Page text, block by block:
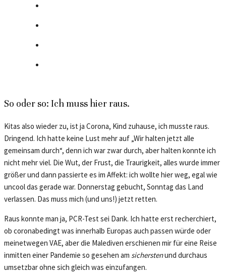
So oder so: Ich muss hier raus.
Kitas also wieder zu, ist ja Corona, Kind zuhause, ich musste raus.
Dringend. Ich hatte keine Lust mehr auf „Wir halten jetzt alle
gemeinsam durch“, denn ich war zwar durch, aber halten konnte ich
nicht mehr viel. Die Wut, der Frust, die Traurigkeit, alles wurde immer
größer und dann passierte es im Affekt: ich wollte hier weg, egal wie
uncool das gerade war. Donnerstag gebucht, Sonntag das Land
verlassen. Das muss mich (und uns!) jetzt retten.
Raus konnte man ja, PCR-Test sei Dank. Ich hatte erst recherchiert,
ob coronabedingt was innerhalb Europas auch passen würde oder
meinetwegen VAE, aber die Malediven erschienen mir für eine Reise
inmitten einer Pandemie so gesehen am sicherstenund durchaus
umsetzbar ohne sich gleich was einzufangen.